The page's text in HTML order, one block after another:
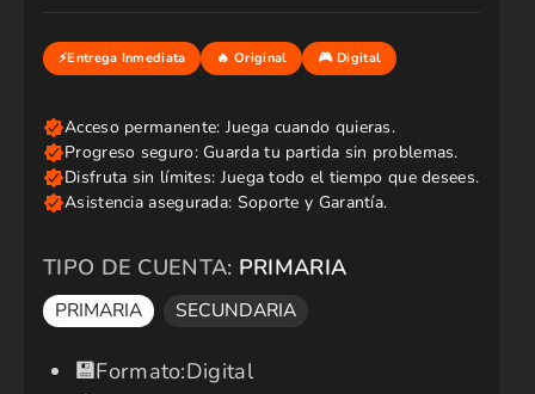
c
i
r
e
g
u
l
r
TIPO DE CUENTA: PRIMARIA
PRIMARIA SECUNDARIA
​💾​Formato:Digital